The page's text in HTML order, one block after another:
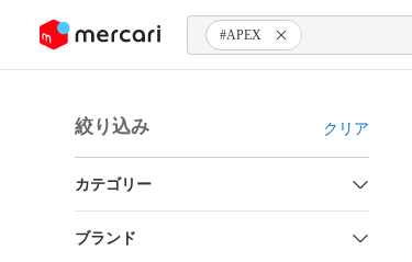
ツにスキップ #APEX
絞り込み クリア
カテゴリー
ブランド